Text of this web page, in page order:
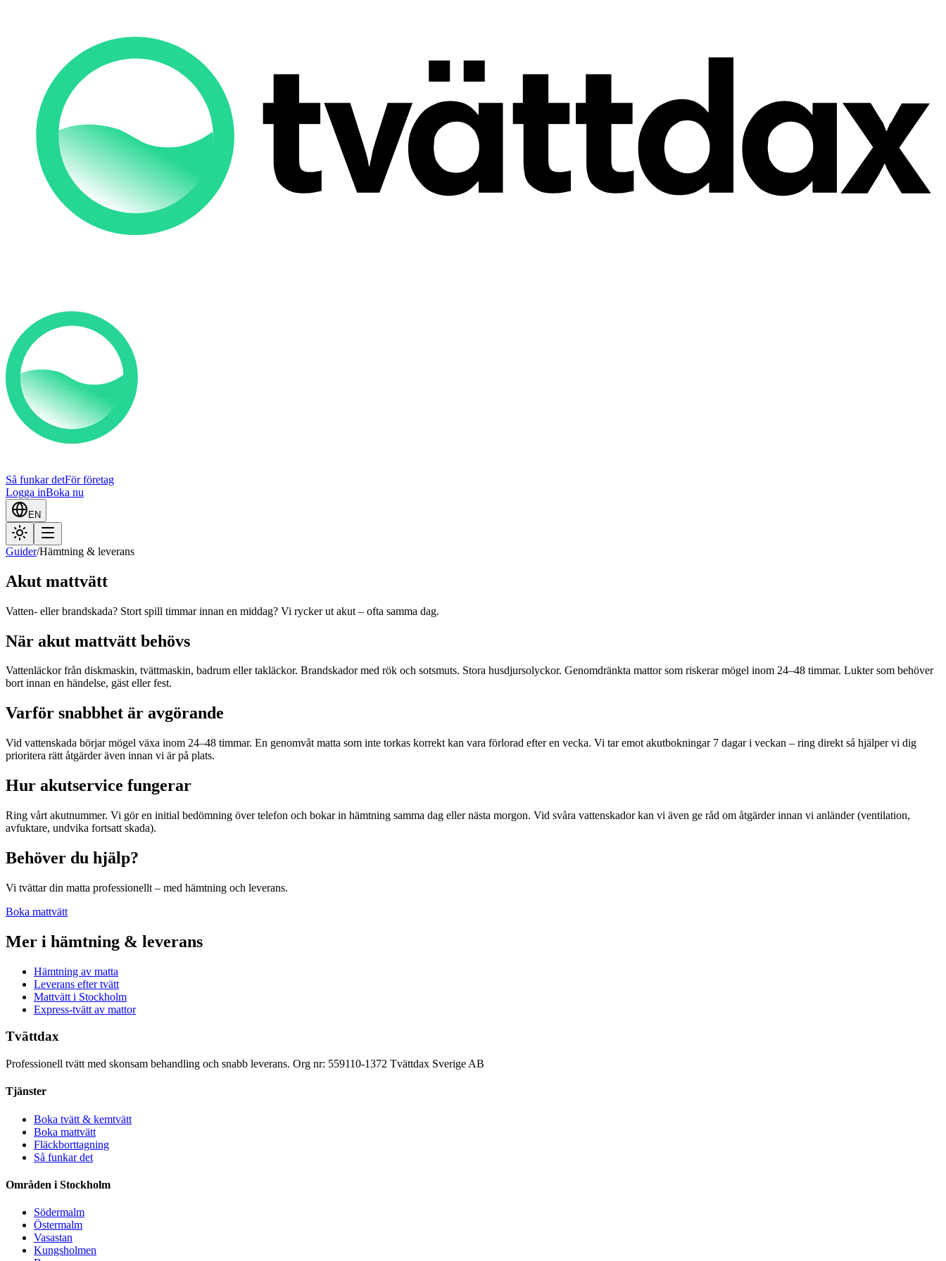
Så funkar detFör företag
Logga inBoka nu
EN
Guider/Hämtning & leverans
Akut mattvätt
Vatten- eller brandskada? Stort spill timmar innan en middag? Vi rycker ut akut – ofta samma dag.
När akut mattvätt behövs
Vattenläckor från diskmaskin, tvättmaskin, badrum eller takläckor. Brandskador med rök och sotsmuts. Stora husdjursolyckor. Genomdränkta mattor som riskerar mögel inom 24–48 timmar. Lukter som behöver
bort innan en händelse, gäst eller fest.
Varför snabbhet är avgörande
Vid vattenskada börjar mögel växa inom 24–48 timmar. En genomvåt matta som inte torkas korrekt kan vara förlorad efter en vecka. Vi tar emot akutbokningar 7 dagar i veckan – ring direkt så hjälper vi dig
prioritera rätt åtgärder även innan vi är på plats.
Hur akutservice fungerar
Ring vårt akutnummer. Vi gör en initial bedömning över telefon och bokar in hämtning samma dag eller nästa morgon. Vid svåra vattenskador kan vi även ge råd om åtgärder innan vi anländer (ventilation,
avfuktare, undvika fortsatt skada).
Behöver du hjälp?
Vi tvättar din matta professionellt – med hämtning och leverans.
Boka mattvätt
Mer i hämtning & leverans
Hämtning av matta
Leverans efter tvätt
Mattvätt i Stockholm
Express-tvätt av mattor
Tvättdax
Professionell tvätt med skonsam behandling och snabb leverans. Org nr: 559110-1372 Tvättdax Sverige AB
Tjänster
Boka tvätt & kemtvätt
Boka mattvätt
Fläckborttagning
Så funkar det
Områden i Stockholm
Södermalm
Östermalm
Vasastan
Kungsholmen